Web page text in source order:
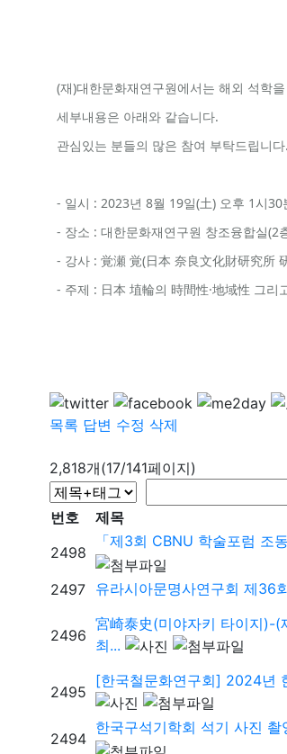
(재)대한문화재연구원에서는 해외 석학
세부내용은 아래와 같습니다.
관심있는 분들의 많은 참여 부탁드립니다.
- 일시 : 2023년 8월 19일(土) 오후 1시
- 장소 : 대한문화재연구원 창조융합실(2
- 강사 : 覚瀬 覚(日本 奈良文化財研究所
- 주제 : 日本 埴輪의 時間性·地域性 그리
목록 답변 수정 삭제
2,818개(17/141페이지)
번호 제목
2498
「제3회 CBNU 학술포럼 조
2497 유라시아문명사연구회 제36
2496
宮崎泰史(미야자키 타이지)-(
최...
2495
[한국철문화연구회] 2024년
2494
한국구석기학회 석기 사진